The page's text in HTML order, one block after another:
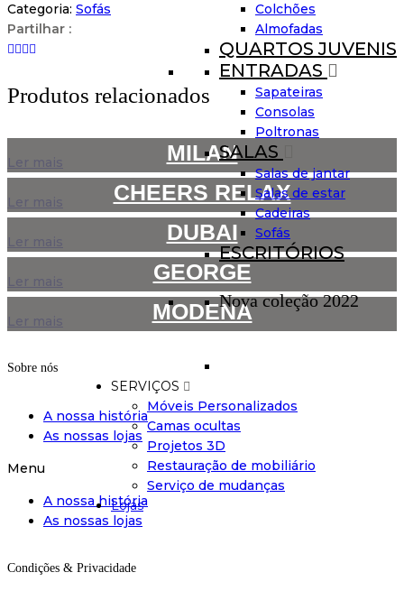
Colchões
Almofadas
QUARTOS JUVENIS
ENTRADAS
Sapateiras
Consolas
Poltronas
SALAS
Salas de jantar
Salas de estar
Cadeiras
Sofás
ESCRITÓRIOS
Nova coleção 2022
SERVIÇOS
Móveis Personalizados
Camas ocultas
Projetos 3D
Restauração de mobiliário
Serviço de mudanças
Lojas
Categoria: Sofás
Partilhar :
Produtos relacionados
Ler mais MILAN
Ler mais CHEERS RELAX
Ler mais DUBAI
Ler mais GEORGE
Ler mais MODENA
Sobre nós
A nossa história
As nossas lojas
Menu
A nossa história
As nossas lojas
Condições & Privacidade